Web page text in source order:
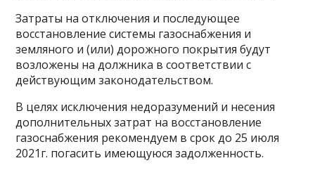
Затраты на отключения и последующее
восстановление системы газоснабжения и
земляного и (или) дорожного покрытия будут
возложены на должника в соответствии с
действующим законодательством.
В целях исключения недоразумений и несения
дополнительных затрат на восстановление
газоснабжения рекомендуем в срок до 25 июля
2021г. погасить имеющуюся задолженность.